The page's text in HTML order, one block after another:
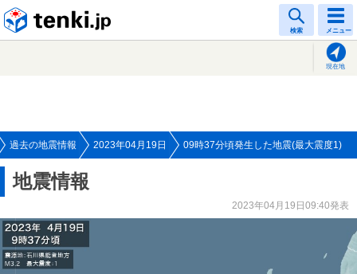
検索 メニュー
現在地
過去の地震情報 2023年04月19日 09時37分頃発生した地震(最大震度1)
地震情報
2023年04月19日09:40発表